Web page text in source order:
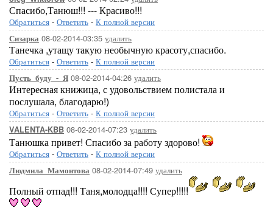
Спасибо,Танюш!!! --- Красиво!!!
Обратиться - Ответить - К полной версии
Сизарка 08-02-2014-03:35 удалить
Танечка ,утащу такую необычную красоту,спасибо.
Обратиться - Ответить - К полной версии
Пусть_буду_-_Я 08-02-2014-04:26 удалить
Интересная книжица, с удовольствием полистала и
послушала, благодарю!)
Обратиться - Ответить - К полной версии
VALENTA-KBB 08-02-2014-07:23 удалить
Танюшка привет! Спасибо за работу здорово!
Обратиться - Ответить - К полной версии
Людмила_Мамонтова 08-02-2014-07:49 удалить
Полный отпад!!! Таня,молодца!!!! Супер!!!!!